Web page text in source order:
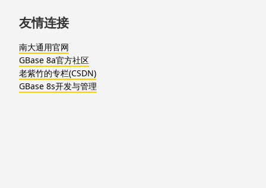
友情连接
南大通用官网
GBase 8a官方社区
老紫竹的专栏(CSDN)
GBase 8s开发与管理